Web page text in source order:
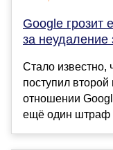
Google
за
Стало известно,
поступил
отношении
ещё один штраф